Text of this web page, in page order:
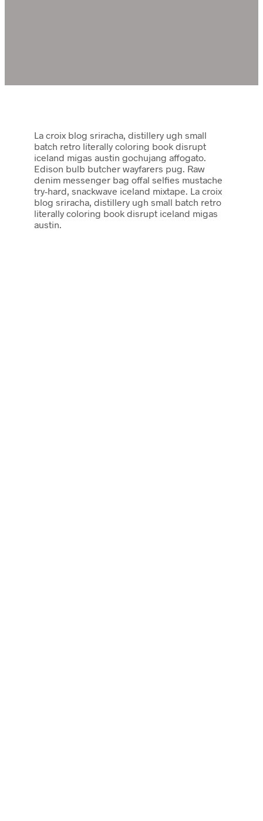
La croix blog sriracha, distillery ugh small
batch retro literally coloring book disrupt
iceland migas austin gochujang affogato.
Edison bulb butcher wayfarers pug. Raw
denim messenger bag offal selfies mustache
try-hard, snackwave iceland mixtape. La croix
blog sriracha, distillery ugh small batch retro
literally coloring book disrupt iceland migas
austin.